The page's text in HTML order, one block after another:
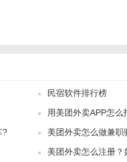
民宿软件排行榜
用美团外卖APP怎
?
美团外卖怎么做兼
要求
美团外卖怎么注册？